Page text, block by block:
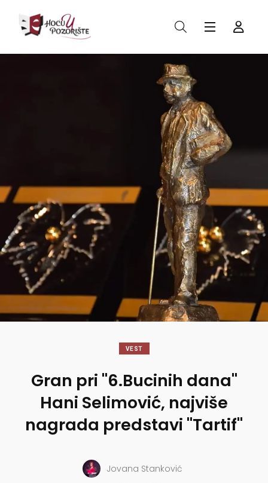
VEST
Gran pri "6.Bucinih dana"
Hani Selimović, najviše
nagrada predstavi "Tartif"
Jovana Stanković